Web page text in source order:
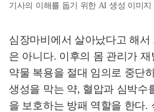
기사의 이해를 돕기 위한 AI 생성 이미지
심장마비에서 살아났다고 해
은 아니다. 이후의 몸 관리가
약물 복용을 절대 임의로 중단
생성을 막는 약, 혈압과 심박수
을 보호하는 방패 역할을 한다.